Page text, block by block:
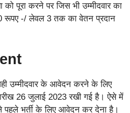
पूरा करने पर जिस भी उम्मीदवार का
रूपए -/ लेवल 3 तक का वेतन प्रदान
उम्मीदवार के आवेदन करने के लिए
26 जुलाई 2023 रखी गई है। ऐसे में
भर्ती के लिए आवेदन कर देना है।